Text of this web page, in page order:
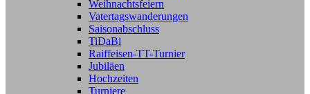
Weihnachtsfeiern
Vatertagswanderungen
Saisonabschluss
TiDaBi
Raiffeisen-TT-Turnier
Jubiläen
Hochzeiten
Turniere